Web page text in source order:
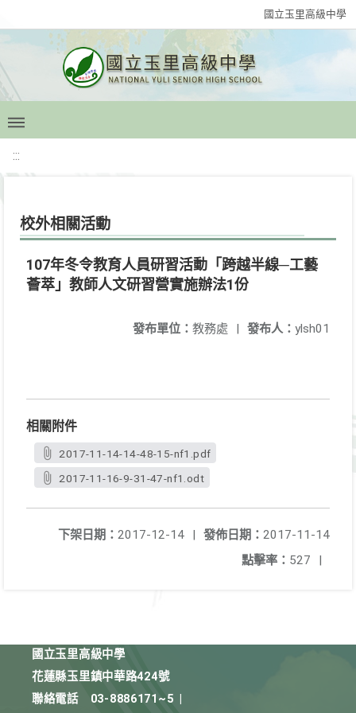
國立玉里高級中學
:::
校外相關活動
107年冬令教育人員研習活動「跨越半線─工藝
薈萃」教師人文研習營實施辦法1份
發布人： ylsh01
發布單位： 教務處 |
相關附件
2017-11-14-14-48-15-nf1.pdf
2017-11-16-9-31-47-nf1.odt
發佈日期： 2017-11-14
下架日期： 2017-12-14
|
點擊率： 527 |
國立玉里高級中學
花蓮縣玉里鎮中華路424號
聯絡電話
03-8886171~5